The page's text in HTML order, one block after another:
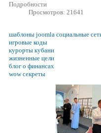
Подробности
Просмотров: 21641
шаблоны joomla социальные
игровые коды
курорты кубани
жизненные цели
блог о финансах
wow секреты